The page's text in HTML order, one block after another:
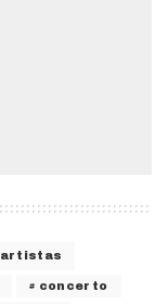
artistas
concerto